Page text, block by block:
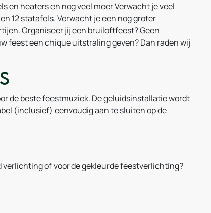
en heaters en nog veel meer Verwacht je veel
12 statafels. Verwacht je een nog groter
Organiseer jij een bruiloftfeest? Geen
feest een chique uitstraling geven? Dan raden wij
de beste feestmuziek. De geluidsinstallatie wordt
(inclusief) eenvoudig aan te sluiten op de
verlichting of voor de gekleurde feestverlichting?